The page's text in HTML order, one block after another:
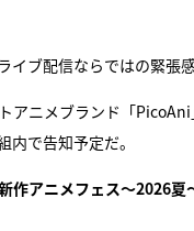
ブ配信ならではの緊張
アニメブランド「
で告知予定だ。
アニメフェス～2026夏